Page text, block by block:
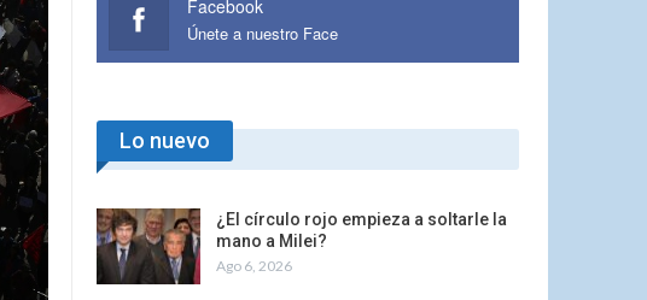
Facebook
Únete a nuestro Face
Lo nuevo
¿El círculo rojo empieza a soltarle la
mano a Milei?
Ago 6, 2026